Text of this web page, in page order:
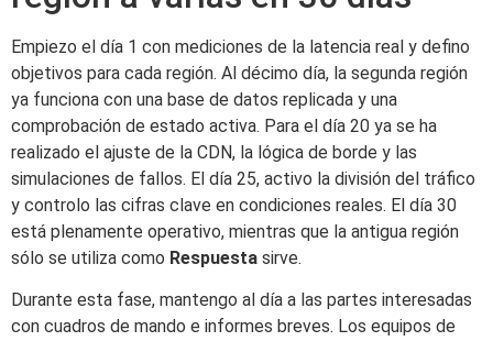
Empiezo el día 1 con mediciones de la latencia real y defino
objetivos para cada región. Al décimo día, la segunda región
ya funciona con una base de datos replicada y una
comprobación de estado activa. Para el día 20 ya se ha
realizado el ajuste de la CDN, la lógica de borde y las
simulaciones de fallos. El día 25, activo la división del tráfico
y controlo las cifras clave en condiciones reales. El día 30
está plenamente operativo, mientras que la antigua región
sólo se utiliza como Respuesta sirve.
Durante esta fase, mantengo al día a las partes interesadas
con cuadros de mando e informes breves. Los equipos de